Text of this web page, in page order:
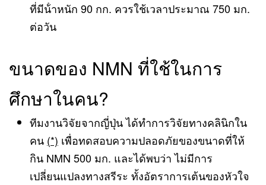
ที่มีน้ําหนัก 90 กก. ควรใช้เวลาประมาณ 750 มก.
ต่อวัน
ขนาดของ NMN ที่ใช้ในการ
ศึกษาในคน?
ทีมงานวิจัยจากญี่ปุ่น ได้ทำการวิจัยทางคลินิกใน
คน (*) เพื่อทดสอบความปลอดภัยของขนาดที่ให้
กิน NMN 500 มก. และได้พบว่า ไม่มีการ
เปลี่ยนแปลงทางสรีระ ทั้งอัตราการเต้นของหัวใจ